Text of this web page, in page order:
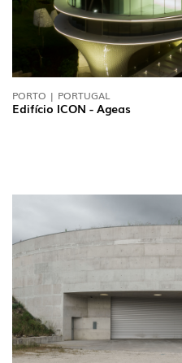
PORTO | PORTUGAL
Edifício ICON - Ageas